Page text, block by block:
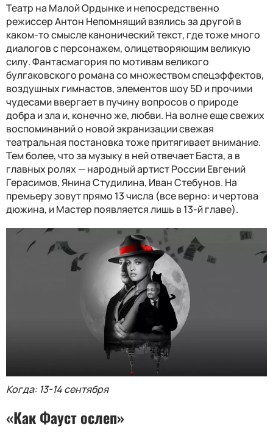
Театр на Малой Ордынке и непосредственно
режиссер Антон Непомнящий взялись за другой в
каком-то смысле канонический текст, где тоже много
диалогов с персонажем, олицетворяющим великую
силу. Фантасмагория по мотивам великого
булгаковского романа со множеством спецэффектов,
воздушных гимнастов, элементов шоу 5D и прочими
чудесами ввергает в пучину вопросов о природе
добра и зла и, конечно же, любви. На волне еще свежих
воспоминаний о новой экранизации свежая
театральная постановка тоже притягивает внимание.
Тем более, что за музыку в ней отвечает Баста, а в
главных ролях — народный артист России Евгений
Герасимов, Янина Студилина, Иван Стебунов. На
премьеру зовут прямо 13 числа (все верно: и чертова
дюжина, и Мастер появляется лишь в 13-й главе).
Когда: 13-14 сентября
«Как Фауст ослеп»